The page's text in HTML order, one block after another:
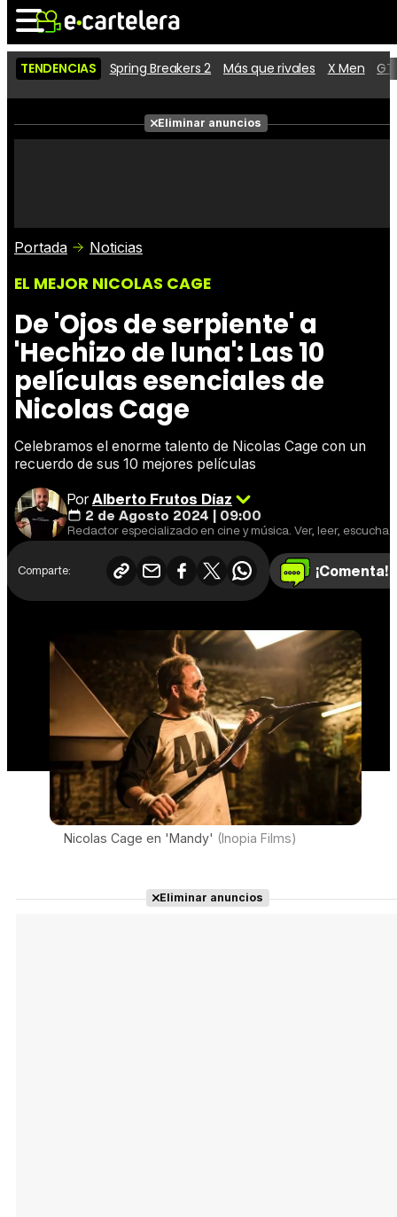
Noticias Cartelera
Películas
Críticas
TENDENCIAS Spring Breakers 2 Más que rivales X Men
Eliminar anuncios
Portada Noticias
EL MEJOR NICOLAS CAGE
De 'Ojos de serpiente' a
'Hechizo de luna': Las 10
películas esenciales de
Nicolas Cage
Celebramos el enorme talento de Nicolas Cage con un
recuerdo de sus 10 mejores películas
PorAlberto Frutos Díaz
2 de Agosto 2024 | 09:00
Comparte: ¡Comenta!
Nicolas Cage en 'Mandy' (Inopia Films)
Eliminar anuncios